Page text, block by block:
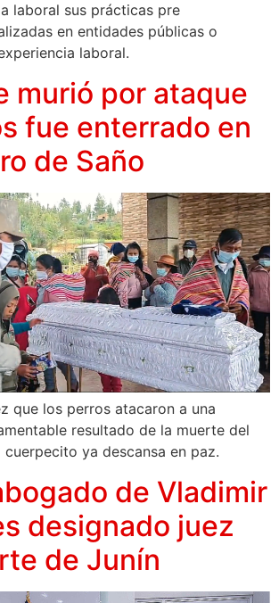
laboral sus prácticas pre
en entidades públicas o
laboral.
murió por ataque
fue enterrado en
de Saño
que los perros atacaron a una
resultado de la muerte del
cuerpecito ya descansa en paz.
de Vladimir
designado juez
de Junín